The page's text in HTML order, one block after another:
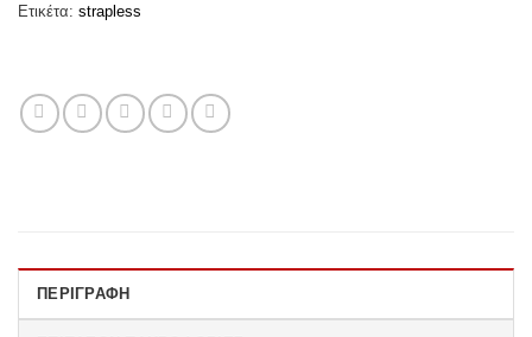
Ετικέτα: strapless
ΠΕΡΙΓΡΑΦΉ